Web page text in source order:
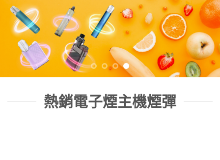
熱銷電子煙主機煙彈